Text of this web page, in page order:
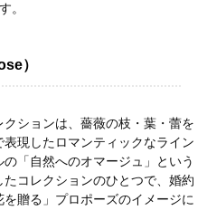
。
）
クションは、薔薇の枝・葉・蕾を
現したロマンティックなライン
「自然へのオマージュ」という
コレクションのひとつで、婚約
贈る」プロポーズのイメージに